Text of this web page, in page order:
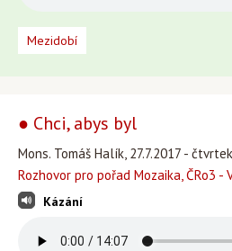
Mezidobí
● Chci, abys byl
Mons. Tomáš Halík, 27.7.2017 -
Rozhovor pro pořad Mozaika, ČRo3 -
Kázání